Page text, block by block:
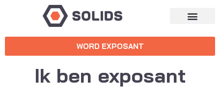
WORD EXPOSANT
Ik ben exposant